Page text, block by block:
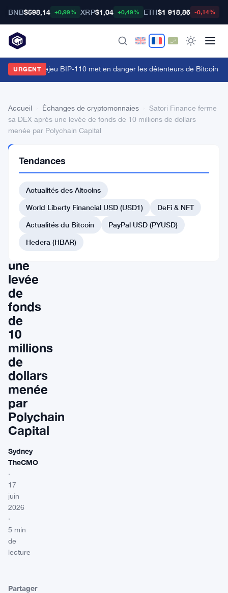
BNB$598,14 +0,99% XRP$1,04 +0,49% ETH$1 918,86 -0,14%
URGENTde rejeu BIP-110 met en danger les détenteurs de Bitcoin
Accueil Échanges de cryptomonnaies
Satori Finance ferme
sa DEX après une levée de fonds de 10 millions de dollars
menée par Polychain Capital
CRYPTOMONNAIES
Finance
ferme
DEX
une
levée
de
fonds
de
10
millions
de
dollars
menée
par
Polychain
Capital
Sydney
TheCMO
·
17
juin
2026
·
5 min
de
lecture
Partager
Tendances
Actualités des Altcoins
World Liberty Financial USD (USD1)
DeFi & NFT
Actualités du Bitcoin
PayPal USD (PYUSD)
Hedera (HBAR)